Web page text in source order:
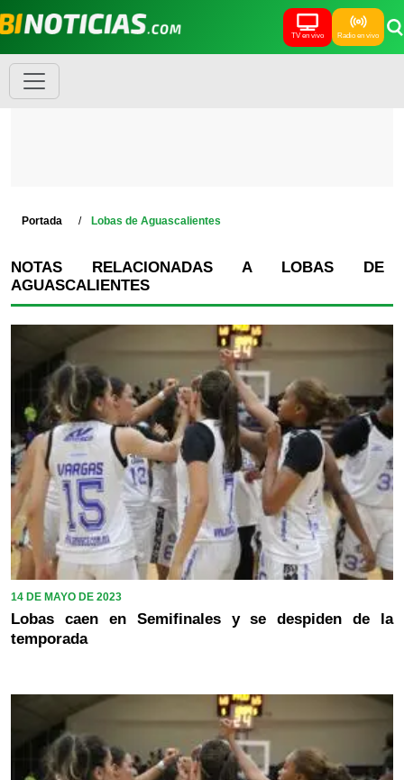
TV en vivo Radio en vivo
Portada Lobas de Aguascalientes
NOTAS RELACIONADAS A LOBAS DE
AGUASCALIENTES
14 DE MAYO DE 2023
Lobas caen en Semifinales y se despiden de la
temporada